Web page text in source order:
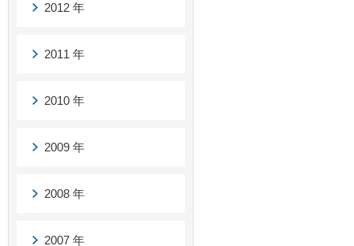
2012 年
2011 年
2010 年
2009 年
2008 年
2007 年